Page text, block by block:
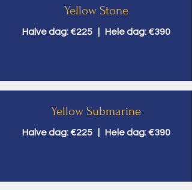
Yellow Stone
Halve dag: €225 | Hele dag: €390
Yellow Submarine
Halve dag: €225 | Hele dag: €390